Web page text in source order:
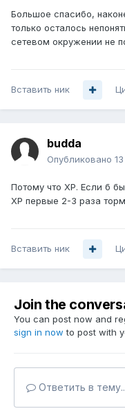
Большое спасибо,
только осталось
сетевом окружении не
Вставить ник
budda
Опубликовано
Потому что ХР. Если б
ХР первые 2-3 раза
Вставить ник
Join the
You can post now and
sign in now to post with
Ответить в